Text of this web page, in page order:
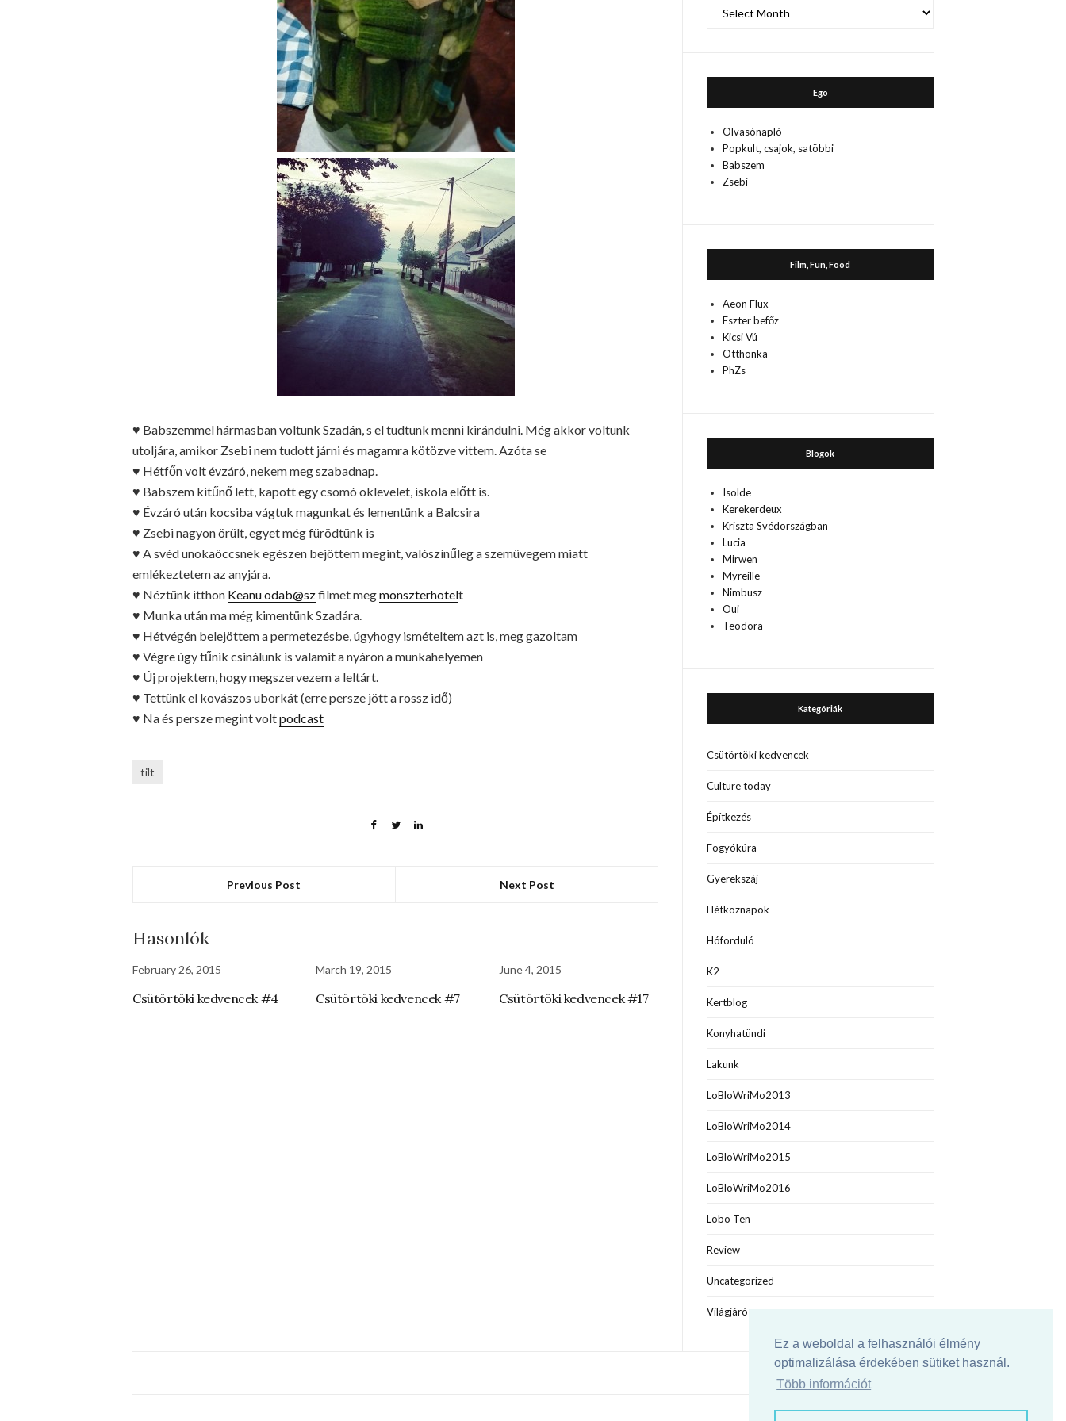
Ez a weboldal a felhasználói élmény
optimalizálása érdekében sütiket használ.
Több információt
♥ Babszemmel hármasban voltunk Szadán, s el tudtunk menni kirándulni. Még akkor voltunk
utoljára, amikor Zsebi nem tudott járni és magamra kötözve vittem. Azóta se
♥ Hétfőn volt évzáró, nekem meg szabadnap.
♥ Babszem kitűnő lett, kapott egy csomó oklevelet, iskola előtt is.
♥ Évzáró után kocsiba vágtuk magunkat és lementünk a Balcsira
♥ Zsebi nagyon örült, egyet még fürödtünk is
♥ A svéd unokaöccsnek egészen bejöttem megint, valószínűleg a szemüvegem miatt
emlékeztetem az anyjára.
♥ Néztünk itthon Keanu odab@szfilmet megmonszterhotelt
♥ Munka után ma még kimentünk Szadára.
♥ Hétvégén belejöttem a permetezésbe, úgyhogy ismételtem azt is, meg gazoltam
♥ Végre úgy tűnik csinálunk is valamit a nyáron a munkahelyemen
♥ Új projektem, hogy megszervezem a leltárt.
♥ Tettünk el kovászos uborkát (erre persze jött a rossz idő)
♥ Na és persze megint voltpodcast
tilt
Previous Post Next Post
Hasonlók
February 26, 2015
Csütörtöki kedvencek #4
March 19, 2015
Csütörtöki kedvencek #7
June 4, 2015
Csütörtöki kedvencek #17
múlt
Ego
Olvasónapló
Popkult, csajok, satöbbi
Babszem
Zsebi
Film, Fun, Food
Aeon Flux
Eszter befőz
Kicsi Vú
Otthonka
PhZs
Blogok
Isolde
Kerekerdeux
Kriszta Svédországban
Lucia
Mirwen
Myreille
Nimbusz
Oui
Teodora
Kategóriák
Csütörtöki kedvencek
Culture today
Építkezés
Fogyókúra
Gyerekszáj
Hétköznapok
Hóforduló
K2
Kertblog
Konyhatündi
Lakunk
LoBloWriMo2013
LoBloWriMo2014
LoBloWriMo2015
LoBloWriMo2016
Lobo Ten
Review
Uncategorized
Világjáró